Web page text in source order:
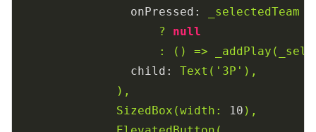
onPressed:
_selectedTeam
?
null
:
() =>
child:
Text('3P'),
),
SizedBox(width:
10 ),